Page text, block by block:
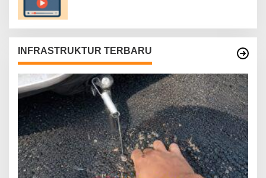
INFRASTRUKTUR TERBARU